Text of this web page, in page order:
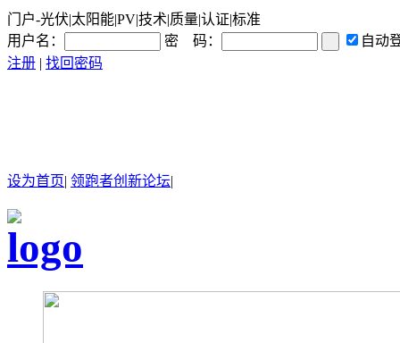
门户-光伏|太阳能|PV|技术|质量|认证|标准
用户名：
密 码：
自动
注册 | 找回密码
设为首页| 领跑者创新论坛|